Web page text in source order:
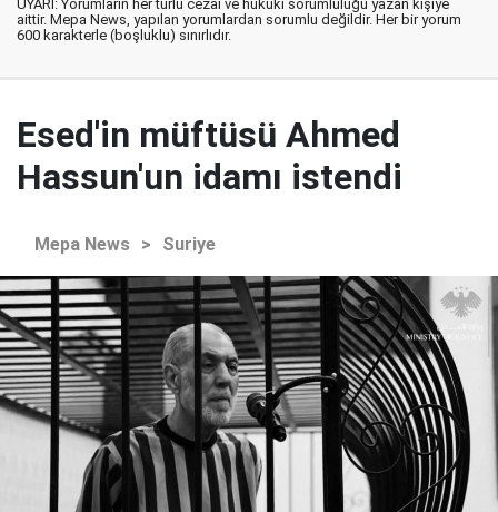
UYARI: Yorumların her türlü cezai ve hukuki sorumluluğu yazan kişiye
aittir. Mepa News, yapılan yorumlardan sorumlu değildir. Her bir yorum
600 karakterle (boşluklu) sınırlıdır.
Esed'in müftüsü Ahmed
Hassun'un idamı istendi
Mepa News > Suriye